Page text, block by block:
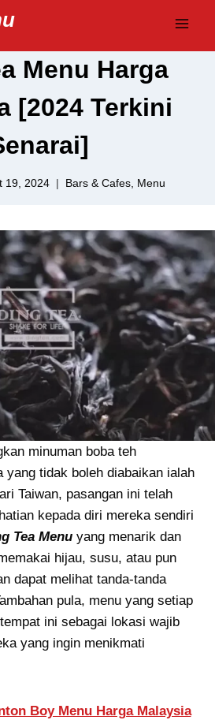
Menu Harga
[2024 Terkini
19, 2024 Bars & Cafes Menu
minuman boba teh
yang tidak boleh diabaikan ialah
Taiwan, pasangan ini telah
kepada diri mereka sendiri
Tea Menu yang menarik dan
hijau, susu, atau pun
dapat melihat tanda-tanda
pula, menu yang setiap
ini sebagai lokasi wajib
yang ingin menikmati
Boy Menu Harga Malaysia